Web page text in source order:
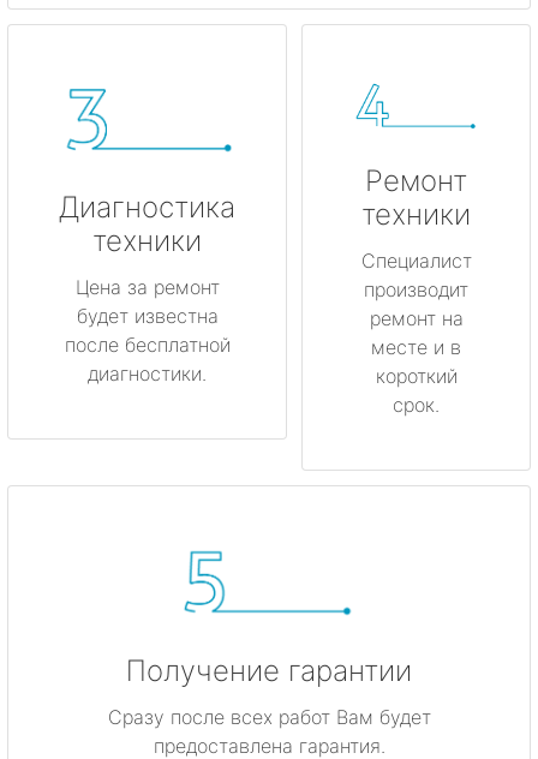
Диагностика
техники
Цена за ремонт
будет известна
после бесплатной
диагностики.
Ремонт
техники
Специалист
производит
ремонт на
месте и в
короткий
срок.
Получение гарантии
Сразу после всех работ Вам будет
предоставлена гарантия.